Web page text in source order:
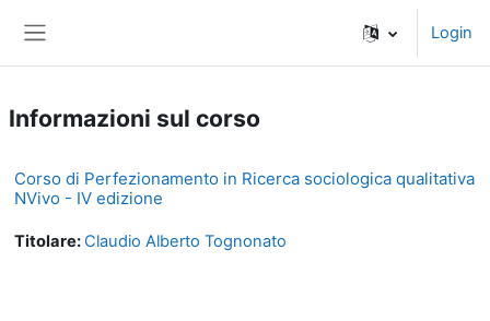
Login
Informazioni sul corso
Corso di Perfezionamento in Ricerca sociologica qualitativa
NVivo - IV edizione
Titolare:Claudio Alberto Tognonato